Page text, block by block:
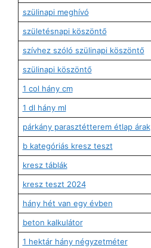
szülinapi meghívó
születésnapi köszöntő
szívhez szóló szülinapi köszöntő
szülinapi köszöntő
1 col hány cm
1 dl hány ml
párkány parasztétterem étlap árak
b kategóriás kresz teszt
kresz táblák
kresz teszt 2024
hány hét van egy évben
beton kalkulátor
1 hektár hány négyzetméter